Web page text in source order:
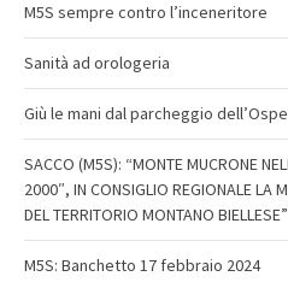
M5S sempre contro l’inceneritore
Sanità ad orologeria
Giù le mani dal parcheggio
SACCO (M5S): “MONTE MUCRONE
2000″, IN CONSIGLIO REGIONALE LA
DEL TERRITORIO MONTANO BIELLESE”
M5S: Banchetto 17 febbraio 2024